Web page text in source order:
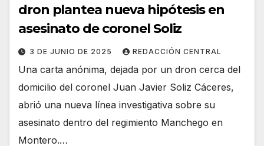
dron plantea nueva hipótesis en
asesinato de coronel Soliz
3 DE JUNIO DE 2025 REDACCIÓN CENTRAL
Una carta anónima, dejada por un dron cerca del
domicilio del coronel Juan Javier Soliz Cáceres,
abrió una nueva línea investigativa sobre su
asesinato dentro del regimiento Manchego en
Montero.…